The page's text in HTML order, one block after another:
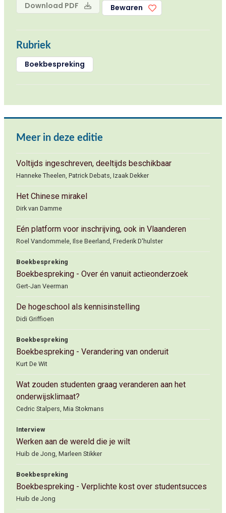
Download PDF Bewaren
Rubriek
Boekbespreking
Meer in deze editie
Voltijds ingeschreven, deeltijds beschikbaar
Hanneke Theelen, Patrick Debats, Izaak Dekker
Het Chinese mirakel
Dirk van Damme
Eén platform voor inschrijving, ook in Vlaanderen
Roel Vandommele, Ilse Beerland, Frederik D'hulster
Boekbespreking
Boekbespreking - Over én vanuit actieonderzoek
Gert-Jan Veerman
De hogeschool als kennisinstelling
Didi Griffioen
Boekbespreking
Boekbespreking - Verandering van onderuit
Kurt De Wit
Wat zouden studenten graag veranderen aan het
onderwijsklimaat?
Cedric Stalpers, Mia Stokmans
Interview
Werken aan de wereld die je wilt
Huib de Jong, Marleen Stikker
Boekbespreking
Boekbespreking - Verplichte kost over studentsucces
Huib de Jong